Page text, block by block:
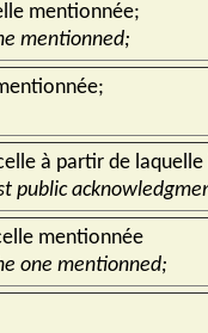
mentionnée;
mentionned;
à partir de
public
mentionnée
one mentionned;